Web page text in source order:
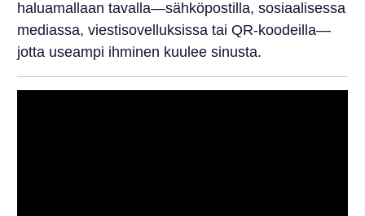
haluamallaan tavalla—sähköpostilla, sosiaalisessa
mediassa, viestisovelluksissa tai QR-koodeilla—
jotta useampi ihminen kuulee sinusta.